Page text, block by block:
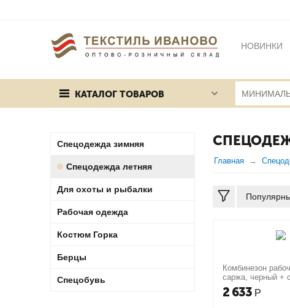
НОВИНКИ
КАТАЛОГ ТОВАРОВ
Главная
Комбинезон
саржа, черный +
2 633 Р
Спецодежда зимняя
Спецодежда летняя
Для охоты и рыбалки
Рабочая одежда
Костюм Горка
Берцы
Спецобувь